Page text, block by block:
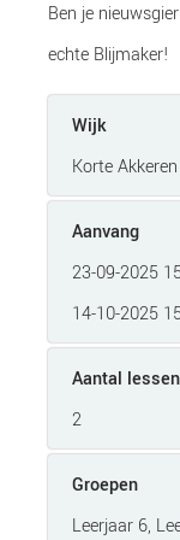
Ben je
echte Blijmaker!
Wijk
Korte
Aanvang
23-09-2025
14-10-2025
Aantal lessen
2
Groepen
Leerjaar 6,